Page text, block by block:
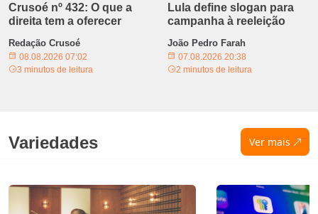
Crusoé nº 432: O que a
direita tem a oferecer
Redação Crusoé
08.08.2026 07:02
3 minutos de leitura
Lula define slogan para
campanha à reeleição
João Pedro Farah
07.08.2026 20:38
2 minutos de leitura
Variedades Ver mais